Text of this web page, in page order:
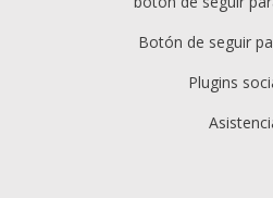
Botón de seguir
Plugins